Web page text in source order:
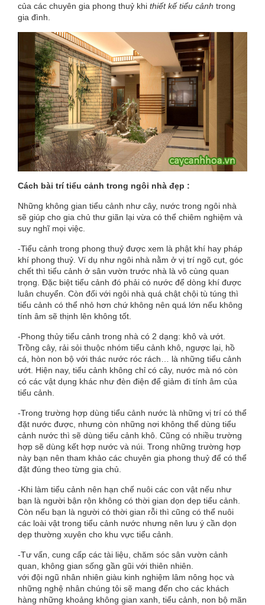
của các chuyên gia phong thuỷ khi thiết kế tiểu cảnh trong
gia đình.
Cách bài trítiểu cảnh trong ngôi nhà đẹp :
Những không gian tiểu cảnh như cây, nước trong ngôi nhà
sẽ giúp cho gia chủ thư giãn lại vừa có thể chiêm nghiệm và
suy nghĩ mọi việc.
-Tiểu cảnh trong phong thuỷ được xem là phật khí hay pháp
khí phong thuỷ. Ví dụ như ngôi nhà nằm ở vị trí ngõ cụt, góc
chết thì tiểu cảnh ở sân vườn trước nhà là vô cùng quan
trọng. Đặc biệt tiểu cảnh đó phải có nước để dòng khí được
luân chuyển. Còn đối với ngôi nhà quá chật chội tù túng thì
tiểu cảnh có thể nhỏ hơn chứ không nên quá lớn nếu không
tính âm sẽ thịnh lên không tốt.
-Phong thủy tiểu cảnh trong nhà có 2 dạng: khô và ướt.
Trồng cây, rải sỏi thuộc nhóm tiểu cảnh khô, ngược lại, hồ
cá, hòn non bộ với thác nước róc rách… là những tiểu cảnh
ướt. Hiện nay, tiểu cảnh không chỉ có cây, nước mà nó còn
có các vật dụng khác như đèn điện để giảm đi tính âm của
tiểu cảnh.
-Trong trường hợp dùng tiểu cảnh nước là những vị trí có thể
đặt nước được, nhưng còn những nơi không thể dùng tiểu
cảnh nước thì sẽ dùng tiểu cảnh khô. Cũng có nhiều trường
hợp sẽ dùng kết hợp nước và núi. Trong những trường hợp
này bạn nên tham khảo các chuyên gia phong thuỷ để có thể
đặt đúng theo từng gia chủ.
-Khi làm tiểu cảnh nên hạn chế nuôi các con vật nếu như
bạn là người bận rộn không có thời gian dọn dẹp tiểu cảnh.
Còn nếu bạn là người có thời gian rỗi thì cũng có thể nuôi
các loài vật trong tiểu cảnh nước nhưng nên lưu ý cần dọn
dẹp thường xuyên cho khu vực tiểu cảnh.
-Tư vấn, cung cấp các tài liệu, chăm sóc sân vườn cảnh
quan, không gian sống gần gũi với thiên nhiên.
với đội ngũ nhân nhiên giàu kinh nghiệm lâm nông học và
những nghệ nhân chúng tôi sẽ mang đến cho các khách
hàng những khoảng không gian xanh, tiểu cảnh, non bộ mãn